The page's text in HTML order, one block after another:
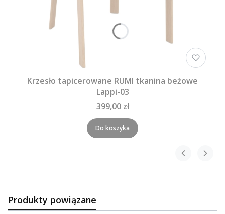
Krzesło tapicerowane RUMI tkanina beżowe
Lappi-03
399,00 zł
Do koszyka
Produkty powiązane